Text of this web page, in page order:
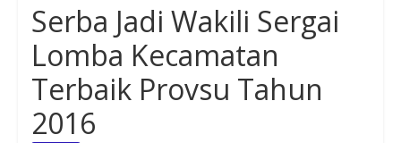
Serba Jadi Wakili Sergai
Lomba Kecamatan
Terbaik Provsu Tahun
2016